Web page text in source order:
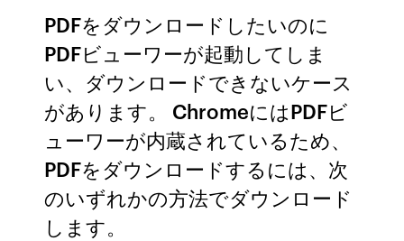
PDFをダウンロードしたいのに
PDFビューワーが起動してしま
い、ダウンロードできないケース
があります。 ChromeにはPDFビ
ューワーが内蔵されているため、
PDFをダウンロードするには、次
のいずれかの方法でダウンロード
します。